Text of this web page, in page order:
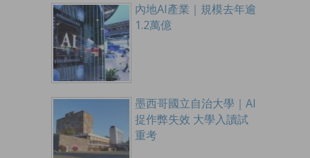
內地AI產業｜規模去年逾
1.2萬億
墨西哥國立自治大學｜AI
捉作弊失效 大學入讀試
重考